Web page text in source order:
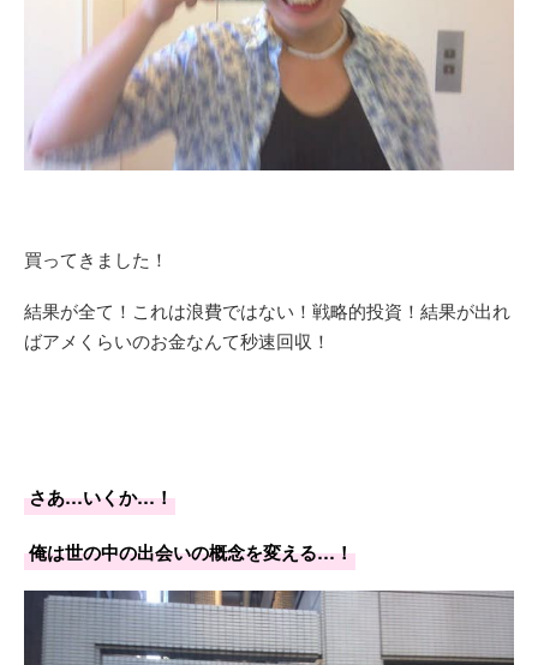
買ってきました！
結果が全て！これは浪費ではない！戦略的投資！結果が出れ
ばアメくらいのお金なんて秒速回収！
さあ…いくか…！
俺は世の中の出会いの概念を変える…！